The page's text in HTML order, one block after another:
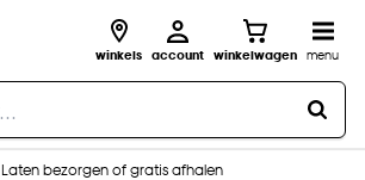
winkels account winkelwagen menu
Laten bezorgen of gratis afhalen